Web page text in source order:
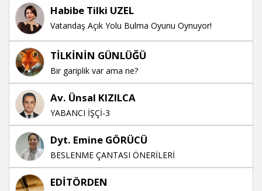
Habibe Tilki UZEL
Vatandaş Açık Yolu Bulma Oyunu Oynuyor!
TİLKİNİN GÜNLÜĞÜ
Bir gariplik var ama ne?
Av. Ünsal KIZILCA
YABANCI İŞÇİ-3
Dyt. Emine GÖRÜCÜ
BESLENME ÇANTASI ÖNERİLERİ
EDİTÖRDEN